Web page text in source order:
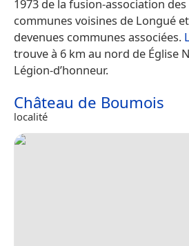
1973 de la fusion-association
communes voisines de Longué
devenues communes associées.
trouve à 6 km au nord de Église
Légion-d’honneur.
Château de Boumois
localité